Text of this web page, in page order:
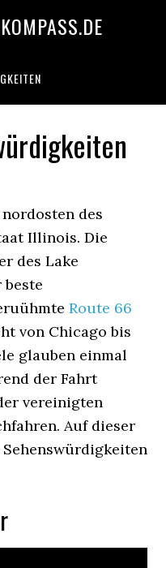
des
Illinois. Die
des Lake
Route 66
von Chicago bis
glauben einmal
der Fahrt
vereinigten
Auf dieser